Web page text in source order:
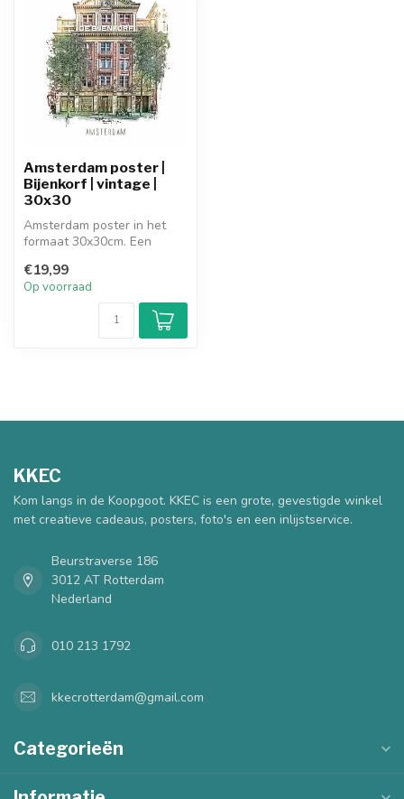
Amsterdam poster |
Bijenkorf | vintage |
30x30
Amsterdam poster in het
formaat 30x30cm. Een
Bijenkorf Ams...
€19,99
Op voorraad
KKEC
Kom langs in de Koopgoot. KKEC is een grote, gevestigde winkel
met creatieve cadeaus, posters, foto's en een inlijstservice.
Beurstraverse 186
3012 AT Rotterdam
Nederland
010 213 1792
kkecrotterdam@gmail.com
Categorieën